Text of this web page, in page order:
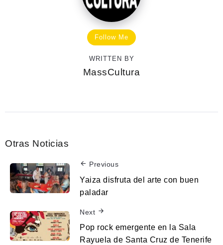
Follow Me
WRITTEN BY
MassCultura
Otras Noticias
Previous
Yaiza disfruta del arte con buen
paladar
Next
Pop rock emergente en la Sala
Rayuela de Santa Cruz de Tenerife